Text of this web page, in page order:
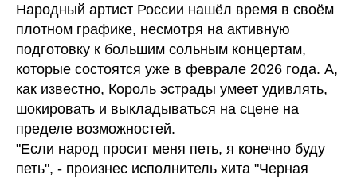
Народный артист России нашёл время в своём
плотном графике, несмотря на активную
подготовку к большим сольным концертам,
которые состоятся уже в феврале 2026 года. А,
как известно, Король эстрады умеет удивлять,
шокировать и выкладываться на сцене на
пределе возможностей.
"Если народ просит меня петь, я конечно буду
петь", - произнес исполнитель хита "Черная